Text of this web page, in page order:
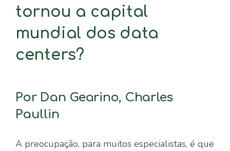
tornou a capital
mundial dos data
centers?
Por Dan Gearino, Charles
Paullin
A preocupação, para muitos especialistas, é que